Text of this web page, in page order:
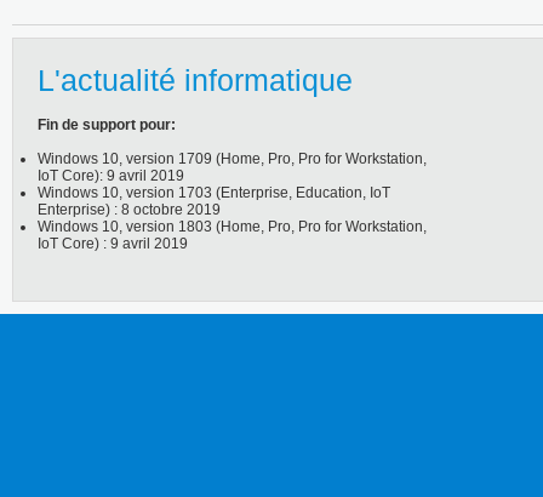
L'actualité informatique
Fin de support pour:
Windows 10, version 1709 (Home, Pro, Pro for Workstation,
IoT Core): 9 avril 2019
Windows 10, version 1703 (Enterprise, Education, IoT
Enterprise) : 8 octobre 2019
Windows 10, version 1803 (Home, Pro, Pro for Workstation,
IoT Core) : 9 avril 2019